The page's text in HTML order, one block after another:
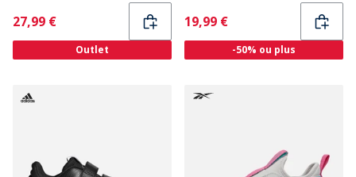
Current
27,99 €
Outlet
Current
19,99 €
-50% ou plus